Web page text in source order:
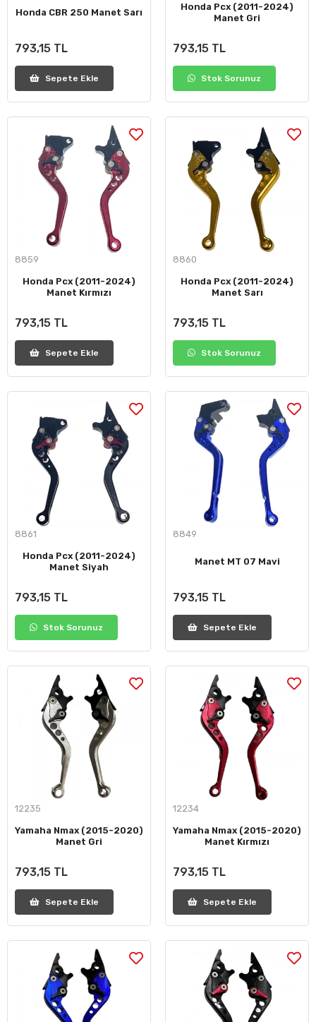
Honda CBR 250 Manet Sarı
793,15 TL
Sepete Ekle
Honda Pcx (2011-2024)
Manet Gri
793,15 TL
Stok Sorunuz
8859
Honda Pcx (2011-2024)
Manet Kırmızı
793,15 TL
Sepete Ekle
8860
Honda Pcx (2011-2024)
Manet Sarı
793,15 TL
Stok Sorunuz
8861
Honda Pcx (2011-2024)
Manet Siyah
793,15 TL
Stok Sorunuz
8849
Manet MT 07 Mavi
793,15 TL
Sepete Ekle
12235
Yamaha Nmax (2015-2020)
Manet Gri
793,15 TL
Sepete Ekle
12234
Yamaha Nmax (2015-2020)
Manet Kırmızı
793,15 TL
Sepete Ekle